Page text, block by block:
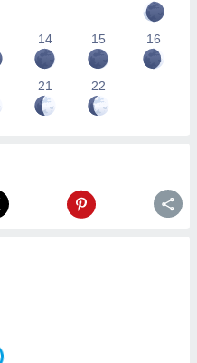
14 15 16
21 22